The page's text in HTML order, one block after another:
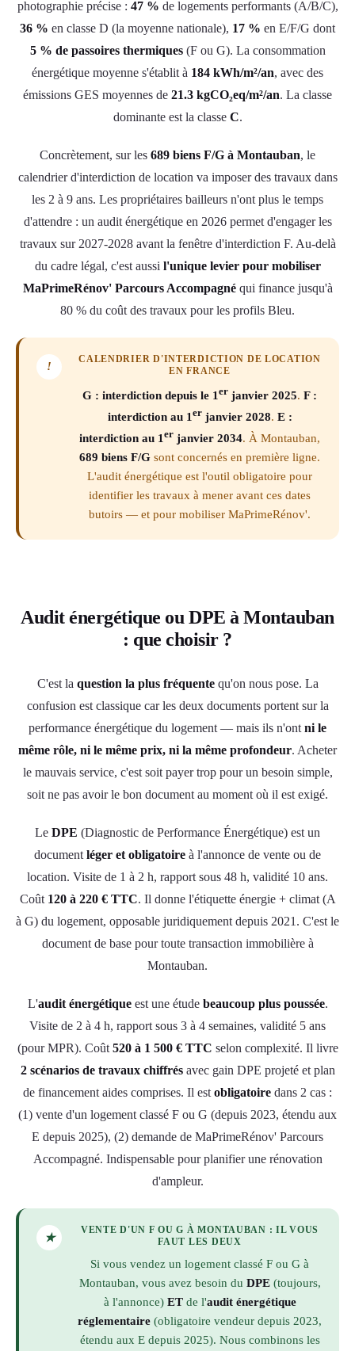
photographie précise : 47 % de logements performants (A/B/C),
36 % en classe D (la moyenne nationale), 17 % en E/F/G dont
5 % de passoires thermiques(F ou G). La consommation
énergétique moyenne s'établit à 184 kWh/m²/an, avec des
émissions GES moyennes de 21.3 kgCO₂eq/m²/an. La classe
dominante est la classe C.
Concrètement, sur les 689 biens F/G à Montauban, le
calendrier d'interdiction de location va imposer des travaux dans
les 2 à 9 ans. Les propriétaires bailleurs n'ont plus le temps
d'attendre : un audit énergétique en 2026 permet d'engager les
travaux sur 2027-2028 avant la fenêtre d'interdiction F. Au-delà
du cadre légal, c'est aussi l'unique levier pour mobiliser
MaPrimeRénov' Parcours Accompagnéqui finance jusqu'à
80 % du coût des travaux pour les profils Bleu.
!
CALENDRIER D'INTERDICTION DE LOCATION
EN FRANCE
G : interdiction depuis le 1 er janvier 2025. F :
interdiction au 1 erjanvier 2028. E :
interdiction au 1 er janvier 2034. À Montauban,
689 biens F/G sont concernés en première ligne.
L'audit énergétique est l'outil obligatoire pour
identifier les travaux à mener avant ces dates
butoirs — et pour mobiliser MaPrimeRénov'.
Audit énergétique ou DPE à Montauban
: que choisir ?
C'est la question la plus fréquentequ'on nous pose. La
confusion est classique car les deux documents portent sur la
performance énergétique du logement — mais ils n'ont ni le
même rôle, ni le même prix, ni la même profondeur. Acheter
le mauvais service, c'est soit payer trop pour un besoin simple,
soit ne pas avoir le bon document au moment où il est exigé.
Le DPE (Diagnostic de Performance Énergétique) est un
document léger et obligatoire à l'annonce de vente ou de
location. Visite de 1 à 2 h, rapport sous 48 h, validité 10 ans.
Coût 120 à 220 € TTC. Il donne l'étiquette énergie + climat (A
à G) du logement, opposable juridiquement depuis 2021. C'est le
document de base pour toute transaction immobilière à
Montauban.
L'audit énergétiqueest une étude beaucoup plus poussée.
Visite de 2 à 4 h, rapport sous 3 à 4 semaines, validité 5 ans
(pour MPR). Coût 520 à 1 500 € TTC selon complexité. Il livre
2 scénarios de travaux chiffrésavec gain DPE projeté et plan
de financement aides comprises. Il est obligatoire dans 2 cas :
(1) vente d'un logement classé F ou G (depuis 2023, étendu aux
E depuis 2025), (2) demande de MaPrimeRénov' Parcours
Accompagné. Indispensable pour planifier une rénovation
d'ampleur.
★
VENTE D'UN F OU G À MONTAUBAN : IL VOUS
FAUT LES DEUX
Si vous vendez un logement classé F ou G à
Montauban, vous avez besoin du DPE(toujours,
à l'annonce) ETde l'audit énergétique
réglementaire (obligatoire vendeur depuis 2023,
étendu aux E depuis 2025). Nous combinons les